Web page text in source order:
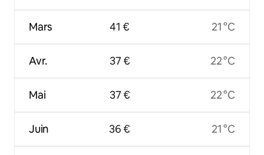
Mars
Avr.
Mai
Juin
41 €
37 €
37 €
36 €
21 °C
22 °C
22 °C
21 °C